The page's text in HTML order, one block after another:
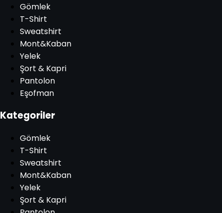
Gömlek
T-Shirt
Sweatshirt
Mont&Kaban
Yelek
Şort & Kapri
Pantolon
Eşofman
Kategoriler
Gömlek
T-Shirt
Sweatshirt
Mont&Kaban
Yelek
Şort & Kapri